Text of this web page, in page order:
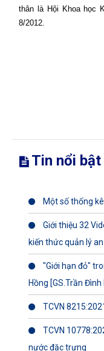
thân là Hội Khoa học
8/2012.
Tin nổi bật
Một số thống
Giới thiệu 32
kiến thức quản lý
"Giới hạn đỏ"
Hồng [GS.Trần Đình
TCVN
TCVN
nước đặc trưng